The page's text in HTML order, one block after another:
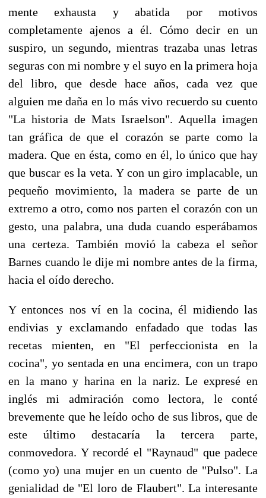
mente exhausta y abatida por motivos
completamente ajenos a él. Cómo decir en un
suspiro, un segundo, mientras trazaba unas letras
seguras con mi nombre y el suyo en la primera hoja
del libro, que desde hace años, cada vez que
alguien me daña en lo más vivo recuerdo su cuento
"La historia de Mats Israelson". Aquella imagen
tan gráfica de que el corazón se parte como la
madera. Que en ésta, como en él, lo único que hay
que buscar es la veta. Y con un giro implacable, un
pequeño movimiento, la madera se parte de un
extremo a otro, como nos parten el corazón con un
gesto, una palabra, una duda cuando esperábamos
una certeza. También movió la cabeza el señor
Barnes cuando le dije mi nombre antes de la firma,
hacia el oído derecho.
Y entonces nos ví en la cocina, él midiendo las
endivias y exclamando enfadado que todas las
recetas mienten, en "El perfeccionista en la
cocina", yo sentada en una encimera, con un trapo
en la mano y harina en la nariz. Le expresé en
inglés mi admiración como lectora, le conté
brevemente que he leído ocho de sus libros, que de
este último destacaría la tercera parte,
conmovedora. Y recordé el "Raynaud" que padece
(como yo) una mujer en un cuento de "Pulso". La
genialidad de "El loro de Flaubert". La interesante